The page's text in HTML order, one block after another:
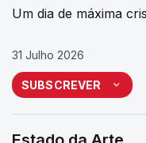
Um dia de máxima
31 Julho 2026
SUBSCREVER